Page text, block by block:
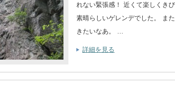
れない緊張感！ 近くて楽しくきび
素晴らしいゲレンデでした。 ま
きたいなあ。 …
詳細を見る